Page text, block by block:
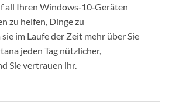
all Ihren Windows‑10‑Geräten
zu helfen, Dinge zu
im Laufe der Zeit mehr über Sie
jeden Tag nützlicher,
Sie vertrauen ihr.